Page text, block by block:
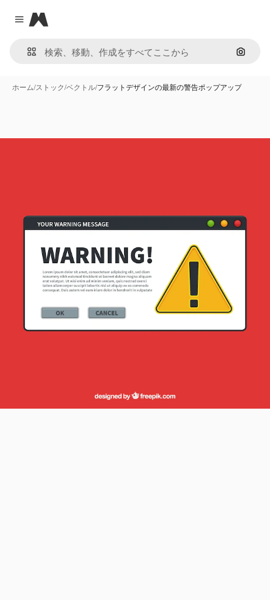
Close menu
Magnific
画像で
ホーム/ストック/ベクトル/フラットデザインの最新の警告ポップアップ